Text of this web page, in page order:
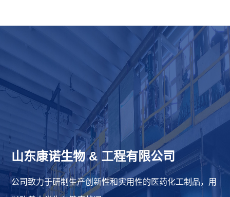
山东康诺生物&工程有限公司
公司致力于研制生产创新性和实用性的医药化工制品，用